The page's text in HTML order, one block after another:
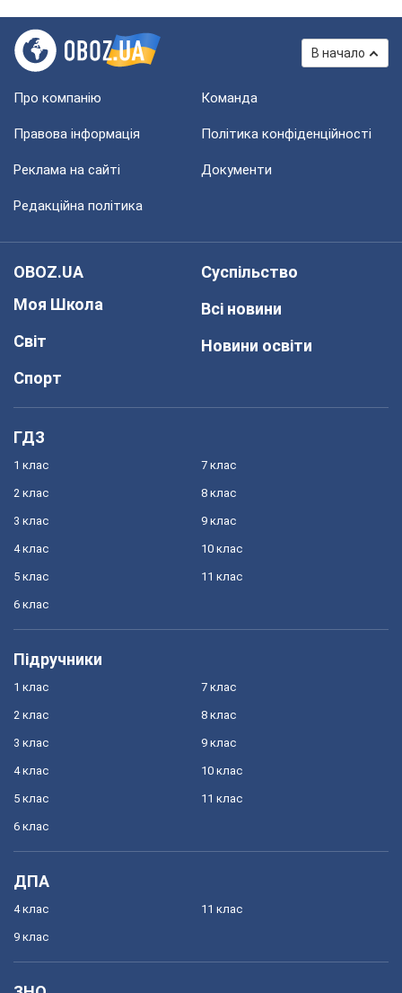
В начало
Про компанію Команда
Правова інформація Політика конфіденційності
Реклама на сайті Документи
Редакційна політика
OBOZ.UA
Моя Школа
Світ
Спорт
Суспільство
Всі новини
Новини освіти
ГДЗ
1 клас
2 клас
3 клас
4 клас
5 клас
6 клас
7 клас
8 клас
9 клас
10 клас
11 клас
Підручники
1 клас
2 клас
3 клас
4 клас
5 клас
6 клас
7 клас
8 клас
9 клас
10 клас
11 клас
ДПА
4 клас
9 клас
11 клас